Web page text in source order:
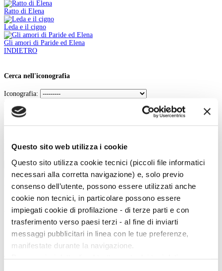
Questo sito web utilizza i cookie
Questo sito utilizza cookie tecnici (piccoli file informatici
necessari alla corretta navigazione) e, solo previo
consenso dell’utente, possono essere utilizzati anche
cookie non tecnici, in particolare possono essere
impiegati cookie di profilazione - di terze parti e con
trasferimento verso paesi terzi - al fine di inviarti
messaggi pubblicitari in linea con le tue preferenze,
manifestate durante la navigazione.
Ratto di Elena
Leda e il cigno
Gli amori di Paride ed Elena
INDIETRO
Cerca nell'iconografia
Iconografia:
In:
Cerca
La vita e le opere dei grandi artisti dal Duecento al Novecento.
Art History è la sezione di Artedossier.it dedicata ai grandi artisti del passato
e ai loro capolavori.
Una straordinaria occasione per incontrare i grandi maestri d'arte, conoscere
la loro vita, gli eventi e gli incontri che hanno segnato la loro esistenza.